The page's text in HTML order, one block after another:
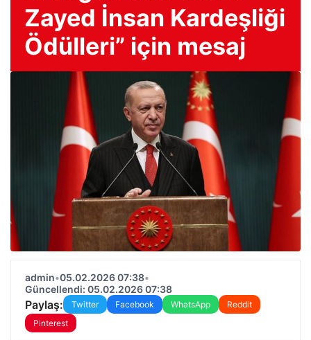
Zayed İnsan Kardeşliği
Ödülleri” için mesaj
admin•05.02.2026 07:38•
Güncellendi: 05.02.2026 07:38
Paylaş: Twitter Facebook WhatsApp
Reddit
Pinterest